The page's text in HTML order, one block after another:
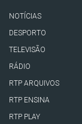
NOTÍCIAS
DESPORTO
TELEVISÃO
RÁDIO
RTP ARQUIVOS
RTP ENSINA
RTP PLAY